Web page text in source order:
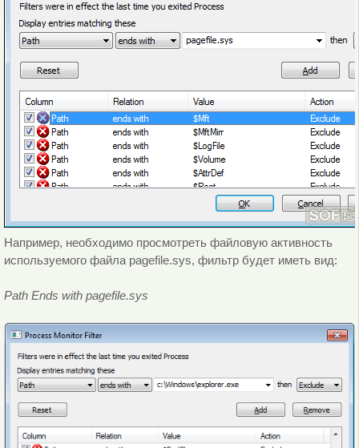
Например, необходимо просмотреть файловую активность
используемого файла pagefile.sys, фильтр будет иметь вид:
Path Ends with pagefile.sys